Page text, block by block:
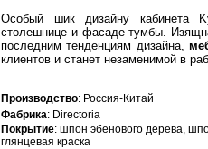
Особый шик дизайну кабинета
столешнице и фасаде тумбы.
последним тенденциям дизайна,
клиентов и станет незаменимой в
Производство: Россия-Китай
Фабрика: Directoria
Покрытие: шпон эбенового дерева,
глянцевая краска